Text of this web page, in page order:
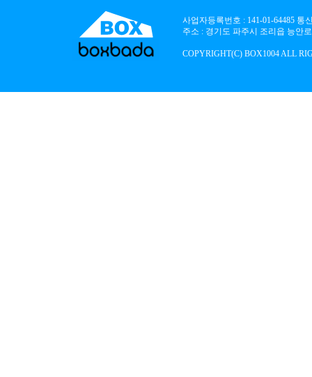
사업자등록번호 : 141-01-64485
주소 : 경기도 파주시 조리읍 능안
COPYRIGHT(C) BOX1004 ALL